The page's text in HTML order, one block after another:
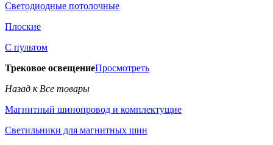
Светодиодные потолочные
Плоские
С пультом
Трековое освещениеПросмотреть
Назад к Все товары
Магнитный шинопровод и комплектущие
Светильники для магнитных шин